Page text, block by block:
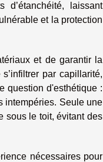
laissant
et la protection
et de garantir la
par capillarité,
question d'esthétique :
intempéries. Seule une
sous le toit, évitant des
nécessaires pour